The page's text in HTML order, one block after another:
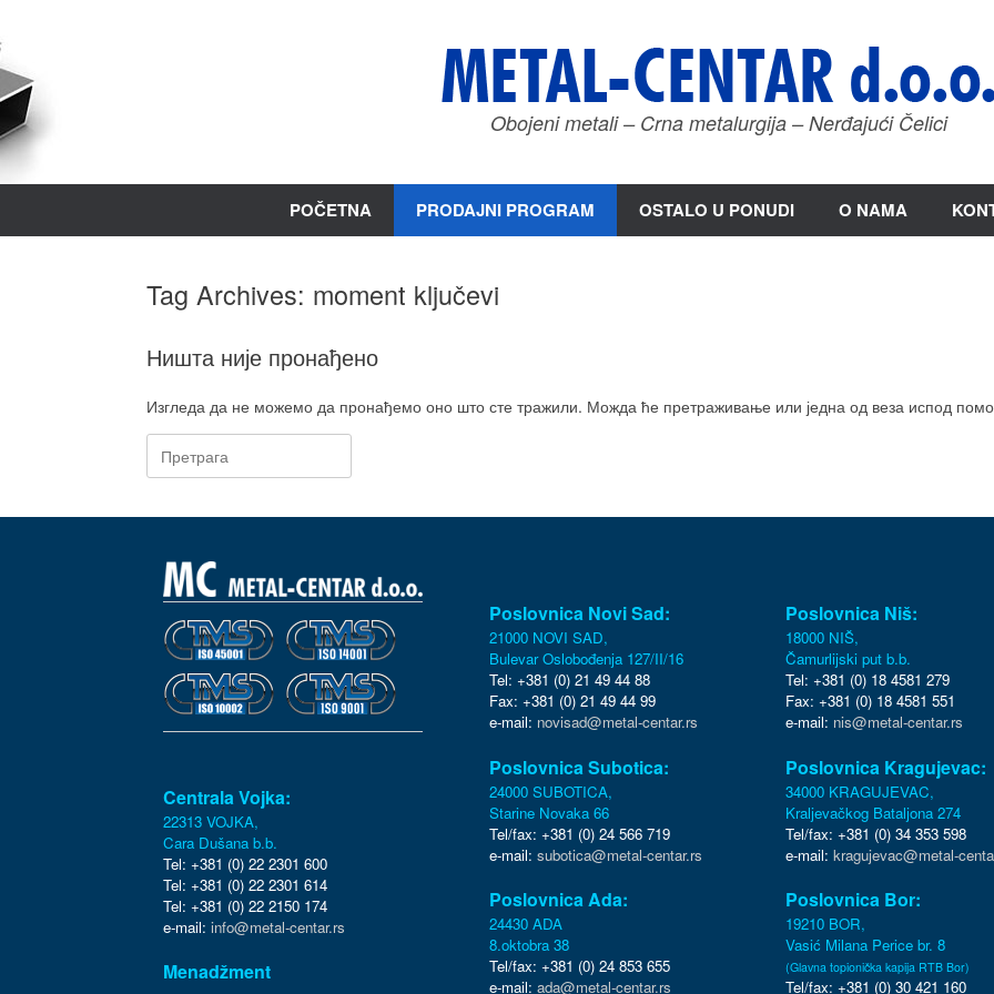
садржај
Obojeni metali – Crna metalurgija – Nerđajući Čelici
POČETNA PRODAJNI PROGRAM OSTALO U PONUDI O NAMA
Tag Archives: moment ključevi
Ништа није пронађено
Изгледа да не можемо да пронађемо оно што сте тражили. Можда ће претраживање или једна од веза испод
Претрага:
Centrala Vojka:
22313 VOJKA,
Cara Dušana b.b.
Tel: +381 (0) 22 2301 600
Tel: +381 (0) 22 2301 614
Tel: +381 (0) 22 2150 174
e-mail: info@metal-centar.rs
Menadžment
Poslovnica Novi Sad:
21000 NOVI SAD,
Bulevar Oslobođenja 127/II/16
Tel: +381 (0) 21 49 44 88
Fax: +381 (0) 21 49 44 99
e-mail: novisad@metal-centar.rs
Poslovnica Subotica:
24000 SUBOTICA,
Starine Novaka 66
Tel/fax: +381 (0) 24 566 719
e-mail: subotica@metal-centar.rs
Poslovnica Ada:
24430 ADA
8.oktobra 38
Tel/fax: +381 (0) 24 853 655
e-mail: ada@metal-centar.rs
Poslovnica Niš:
18000 NIŠ,
Čamurlijski put b.b.
Tel: +381 (0) 18 4581 279
Fax: +381 (0) 18 4581 551
e-mail: nis@metal-centar.rs
Poslovnica Kragujevac:
34000 KRAGUJEVAC,
Kraljevačkog Bataljona 274
Tel/fax: +381 (0) 34 353 598
e-mail:kragujevac@metal-
Poslovnica Bor:
19210 BOR,
Vasić Milana Perice br. 8
(Glavna topionička kapija RTB Bor)
Tel/fax: +381 (0) 30 421 160